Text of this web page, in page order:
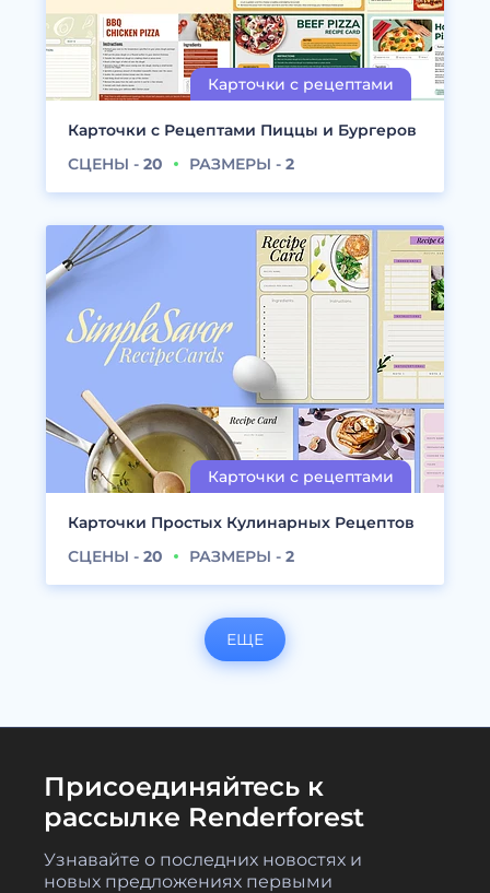
Карточки с Рецептами Пиццы и Бургеров
СЦЕНЫ - 20 РАЗМЕРЫ - 2
Карточки Простых Кулинарных Рецептов
СЦЕНЫ - 20 РАЗМЕРЫ - 2
ЕЩЕ
Присоединяйтесь к
рассылке Renderforest
Узнавайте о последних новостях и
новых предложениях первыми